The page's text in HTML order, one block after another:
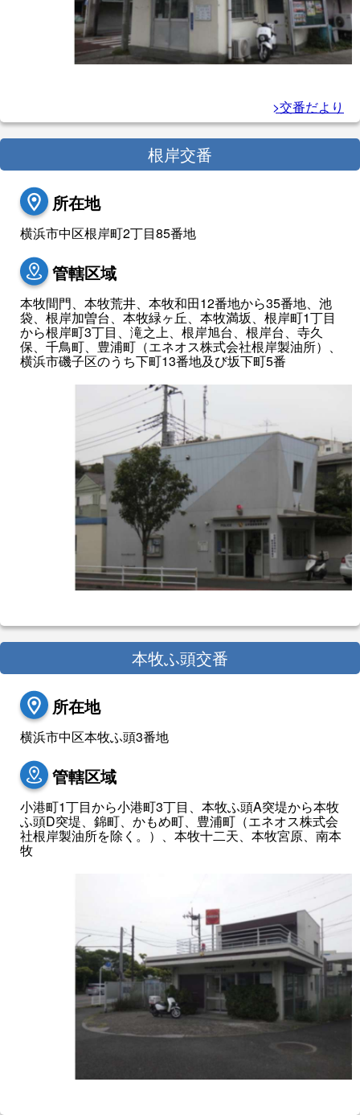
>交番だより
根岸交番
所在地
横浜市中区根岸町2丁目85番地
管轄区域
本牧間門、本牧荒井、本牧和田12番地から35番地、池
袋、根岸加曽台、本牧緑ヶ丘、本牧満坂、根岸町1丁目
から根岸町3丁目、滝之上、根岸旭台、根岸台、寺久
保、千鳥町、豊浦町（エネオス株式会社根岸製油所）、
横浜市磯子区のうち下町13番地及び坂下町5番
本牧ふ頭交番
所在地
横浜市中区本牧ふ頭3番地
管轄区域
小港町1丁目から小港町3丁目、本牧ふ頭A突堤から本牧
ふ頭D突堤、錦町、かもめ町、豊浦町（エネオス株式会
社根岸製油所を除く。）、本牧十二天、本牧宮原、南本
牧